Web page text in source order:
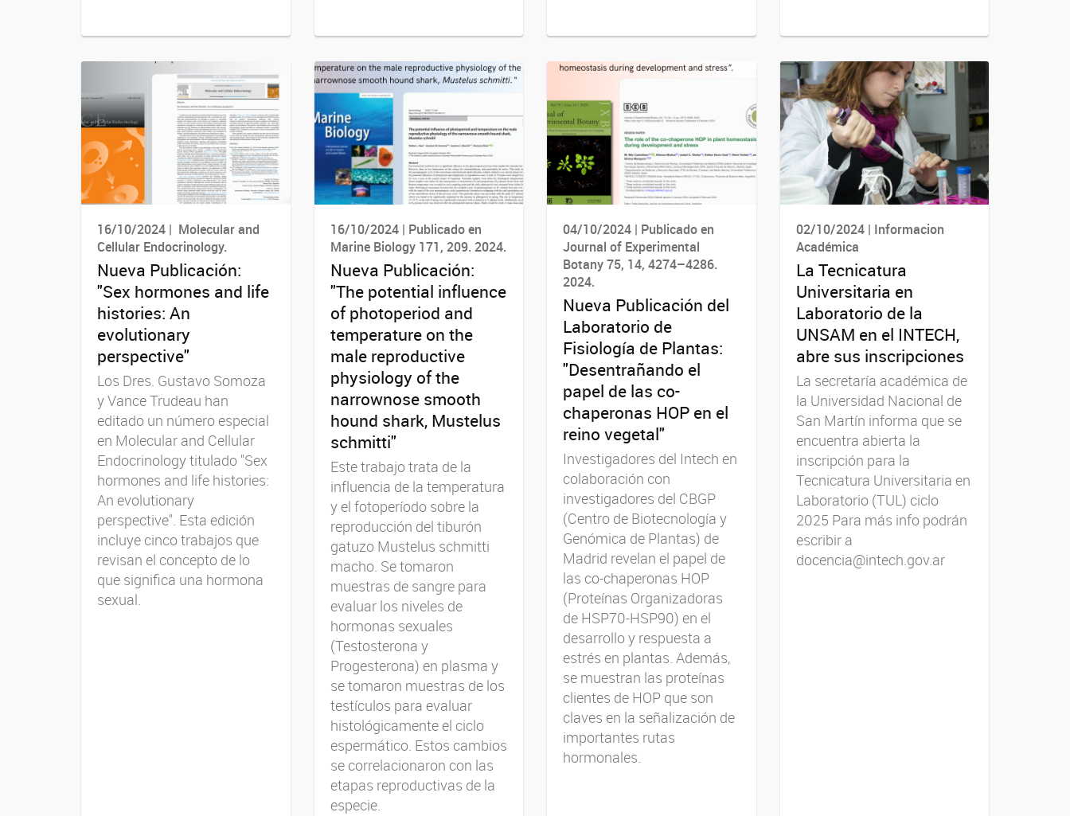
16/10/2024 | Molecular and
Cellular Endocrinology.
Nueva Publicación:
"Sex hormones and life
histories: An
evolutionary
perspective"
Los Dres. Gustavo Somoza
y Vance Trudeau han
editado un número especial
en Molecular and Cellular
Endocrinology titulado "Sex
hormones and life histories:
An evolutionary
perspective". Esta edición
incluye cinco trabajos que
revisan el concepto de lo
que significa una hormona
sexual.
16/10/2024 | Publicado en
Marine Biology 171, 209. 2024.
Nueva Publicación:
"The potential influence
of photoperiod and
temperature on the
male reproductive
physiology of the
narrownose smooth
hound shark, Mustelus
schmitti"
Este trabajo trata de la
influencia de la temperatura
y el fotoperíodo sobre la
reproducción del tiburón
gatuzo Mustelus schmitti
macho. Se tomaron
muestras de sangre para
evaluar los niveles de
hormonas sexuales
(Testosterona y
Progesterona) en plasma y
se tomaron muestras de los
testículos para evaluar
histológicamente el ciclo
espermático. Estos cambios
se correlacionaron con las
etapas reproductivas de la
especie.
04/10/2024 | Publicado en
Journal of Experimental
Botany 75, 14, 4274–4286.
2024.
Nueva Publicación del
Laboratorio de
Fisiología de Plantas:
"Desentrañando el
papel de las co-
chaperonas HOP en el
reino vegetal"
Investigadores del Intech en
colaboración con
investigadores del CBGP
(Centro de Biotecnología y
Genómica de Plantas) de
Madrid revelan el papel de
las co-chaperonas HOP
(Proteínas Organizadoras
de HSP70-HSP90) en el
desarrollo y respuesta a
estrés en plantas. Además,
se muestran las proteínas
clientes de HOP que son
claves en la señalización de
importantes rutas
hormonales.
02/10/2024 | Informacion
Académica
La Tecnicatura
Universitaria en
Laboratorio de la
UNSAM en el INTECH,
abre sus inscripciones
La secretaría académica de
la Universidad Nacional de
San Martín informa que se
encuentra abierta la
inscripción para la
Tecnicatura Universitaria en
Laboratorio (TUL) ciclo
2025 Para más info podrán
escribir a
docencia@intech.gov.ar